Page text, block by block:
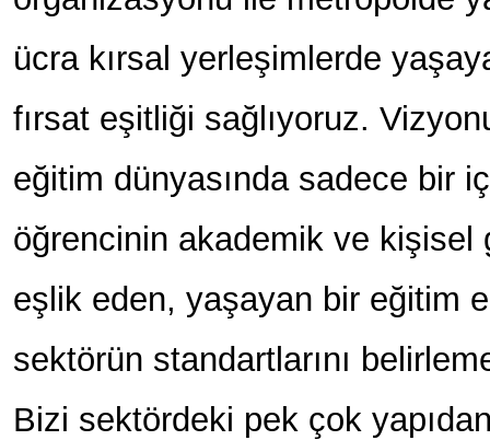
ücra kırsal yerleşimlerde
fırsat eşitliği sağlıyoruz.
eğitim dünyasında sadece bir
öğrencinin akademik ve kişisel
eşlik eden, yaşayan bir eğitim
sektörün standartlarını
Bizi sektördeki pek çok